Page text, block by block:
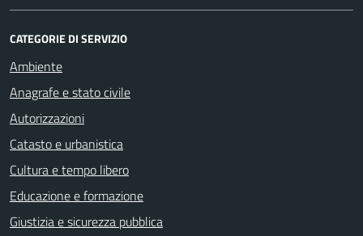
CATEGORIE DI SERVIZIO
Ambiente
Anagrafe e stato civile
Autorizzazioni
Catasto e urbanistica
Cultura e tempo libero
Educazione e formazione
Giustizia e sicurezza pubblica